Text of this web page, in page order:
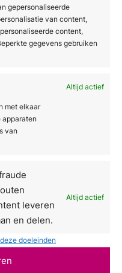
gepersonaliseerde
van content,
content,
gegevens gebruiken
Altijd actief
met elkaar
apparaten
van
leveren
en delen.
Altijd actief
doeleinden
snel
tijdelijk
de huid slapper
opbouwen van
oorzaak niet
resultaat willen,
tegen
tegen